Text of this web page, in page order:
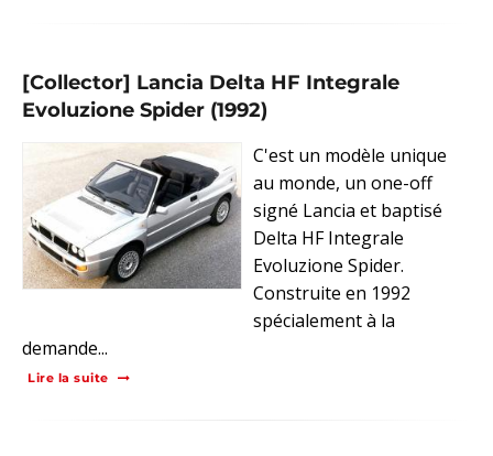
[Collector] Lancia Delta HF Integrale
Evoluzione Spider (1992)
C'est un modèle unique
au monde, un one-off
signé Lancia et baptisé
Delta HF Integrale
Evoluzione Spider.
Construite en 1992
spécialement à la
demande...
Lire la suite